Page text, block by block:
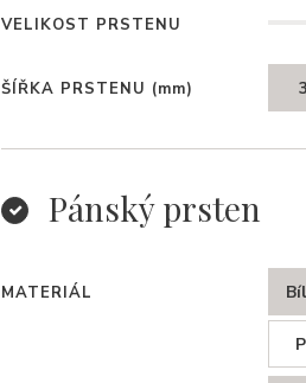
VELIKOST PRSTENU
ŠÍŘKA PRSTENU (mm)
Pánský prsten
MATERIÁL